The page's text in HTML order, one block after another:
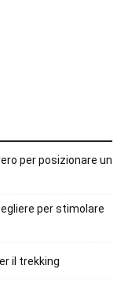
per posizionare un
per stimolare
il trekking